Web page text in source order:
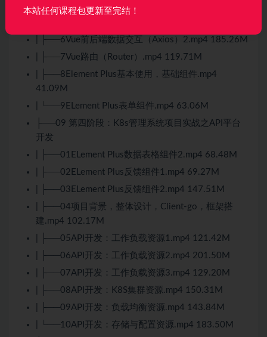
| ├──5Vue 组件.mp4 132.81M
| ├──6Vue前后端数据交互（Axios）2.mp4 185.26M
| ├──7Vue路由（Router）.mp4 119.71M
| ├──8Element Plus基本使用，基础组件.mp4
41.09M
| └──9ELement Plus表单组件.mp4 63.06M
├──09 第四阶段：K8s管理系统项目实战之API平台
开发
| ├──01ELement Plus数据表格组件2.mp4 68.48M
| ├──02ELement Plus反馈组件1.mp4 69.27M
| ├──03ELement Plus反馈组件2.mp4 147.51M
| ├──04项目背景，整体设计，Client-go，框架搭
建.mp4 102.17M
| ├──05API开发：工作负载资源1.mp4 121.42M
| ├──06API开发：工作负载资源2.mp4 201.50M
| ├──07API开发：工作负载资源3.mp4 129.20M
| ├──08API开发：
K8S集群资源.mp4 150.31M
| ├──09API开发：负载均衡资源.mp4 143.84M
| └──10API开发：存储与配置资源.mp4 183.50M
本站任何课程包更新至完结！